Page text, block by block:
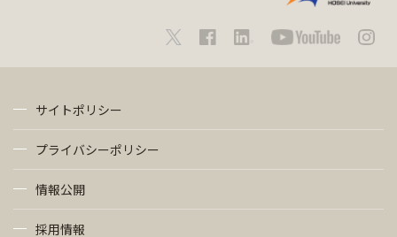
サイトポリシー
プライバシーポリシー
情報公開
採用情報